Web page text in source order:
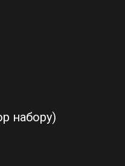
набору)